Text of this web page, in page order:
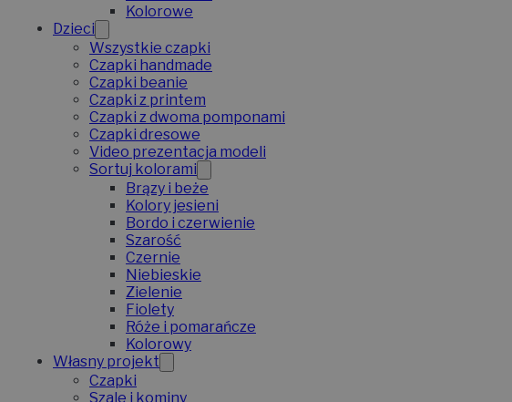
Kolorowe
Dzieci
Wszystkie czapki
Czapki handmade
Czapki beanie
Czapki z printem
Czapki z dwoma pomponami
Czapki dresowe
Video prezentacja modeli
Sortuj kolorami
Brązy i beże
Kolory jesieni
Bordo i czerwienie
Szarość
Czernie
Niebieskie
Zielenie
Fiolety
Róże i pomarańcze
Kolorowy
Własny projekt
Czapki
Szale i kominy